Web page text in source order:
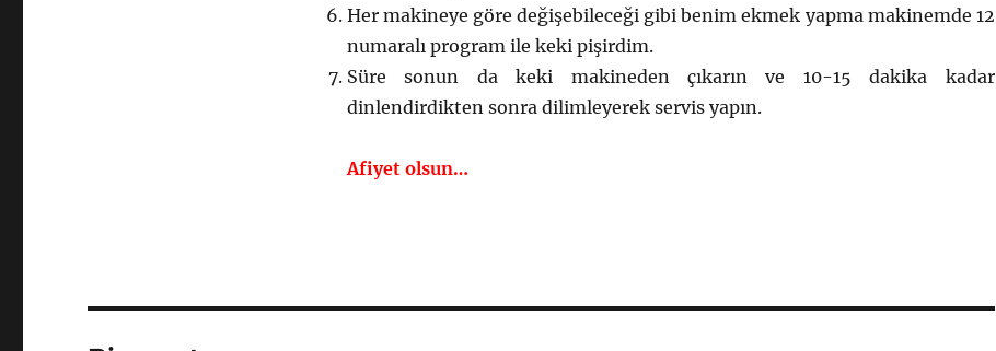
Her makineye göre değişebileceği gibi benim ekmek yapma makinemde 12
numaralı program ile keki pişirdim.
Süre sonun da keki makineden çıkarın ve 10-15 dakika kadar
dinlendirdikten sonra dilimleyerek servis yapın.
Afiyet olsun…